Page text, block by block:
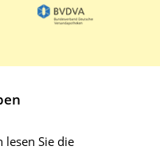
Sie die